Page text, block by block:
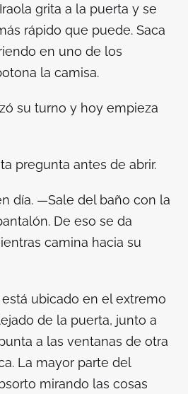
grita a la puerta y se
rápido que puede. Saca
en uno de los
la camisa.
su turno y hoy empieza
pregunta antes de abrir.
día. —Sale del baño con la
De eso se da
camina hacia su
ubicado en el extremo
de la puerta, junto a
a las ventanas de otra
La mayor parte del
mirando las cosas